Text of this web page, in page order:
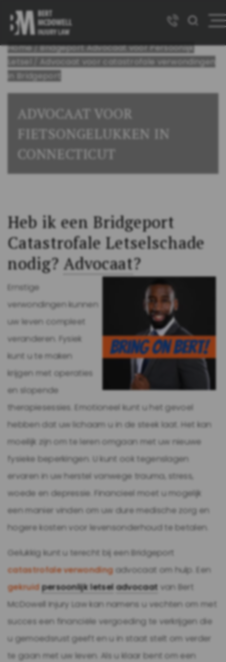
Home/Bridgeport Advocaat voor Persoonlijk
Letsel
Advocaat voor catastrofale verwondingen
in Bridgeport
ADVOCAAT VOOR
FIETSONGELUKKEN IN
CONNECTICUT
Heb ik een Bridgeport
Catastrofale Letselschade
nodig? Advocaat?
Ernstige
verwondingen kunnen
uw leven compleet
veranderen. Fysiek
kunt u te maken
krijgen met operaties
en slopende
therapiesessies. Emotioneel kunt u het gevoel
hebben dat uw lichaam u in de steek laat. Het kan
moeilijk zijn om te leren omgaan met uw nieuwe
fysieke beperkingen. U kunt ook tegenslagen
ervaren in uw herstel vanwege trauma, stress,
woede en depressie. Financieel moet u mogelijk
een manier vinden om uw dure medische zorg en
hogere kosten voor levensonderhoud te betalen.
Gelukkig kunt u terecht bij een Bridgeport
catastrofale verwondingadvocaat om hulp. Een
gekruidpersoonlijk letsel advocaat van Bert
McDowell Injury Law kan namens u vechten om met
succes een financiële vergoeding te verkrijgen die
u gemoedsrust geeft en u in staat stelt om verder
te gaan met uw leven. Als u klaar bent om een